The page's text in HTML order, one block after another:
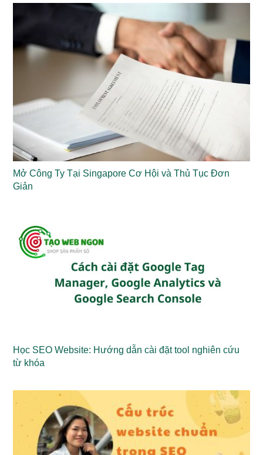
Mở Công Ty Tại Singapore Cơ Hội và Thủ Tục Đơn
Giản
Học SEO Website: Hướng dẫn cài đặt tool nghiên cứu
từ khóa